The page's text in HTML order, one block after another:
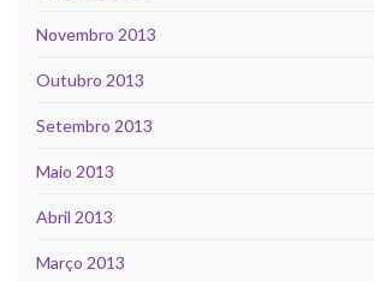
Novembro 2013
Outubro 2013
Setembro 2013
Maio 2013
Abril 2013
Março 2013